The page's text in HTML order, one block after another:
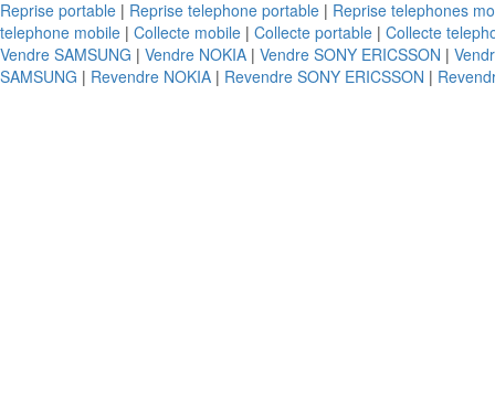
Reprise portable | Reprise telephone portable | Reprise telephones
telephone mobile | Collecte mobile | Collecte portable | Collecte
Vendre SAMSUNG | Vendre NOKIA | Vendre SONY ERICSSON |
SAMSUNG | Revendre NOKIA | Revendre SONY ERICSSON |